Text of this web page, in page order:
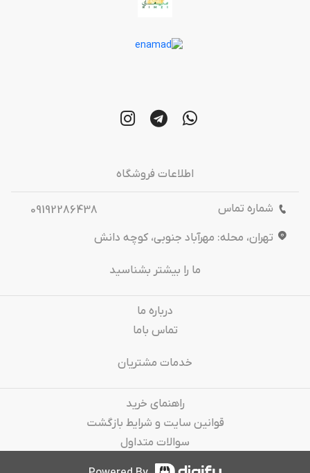
اطلاعات فروشگاه
شماره تماس
09192286438
تهران، محله: مهرآباد جنوبی، کوچه دانش
ما را بیشتر بشناسید
درباره‌ ما
تماس باما
خدمات مشتریان
راهنمای خرید
قوانین سایت و شرایط بازگشت
سوالات متداول